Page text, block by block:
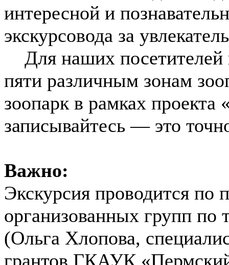
интересной и
экскурсовода за
Для наших посетителей
пяти различным зонам
зоопарк в рамках проекта
записывайтесь — это
Важно:
Экскурсия проводится по
организованных групп по
(Ольга Хлопова,
грантов ГКАУК